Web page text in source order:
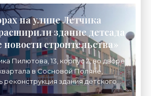
на улице Летчика
здание детсада
строительства»
Пилютова, 13, корпус 2, во дворе
в Сосновой Поляне,
реконструкция здания детского
и надстроили, при этом